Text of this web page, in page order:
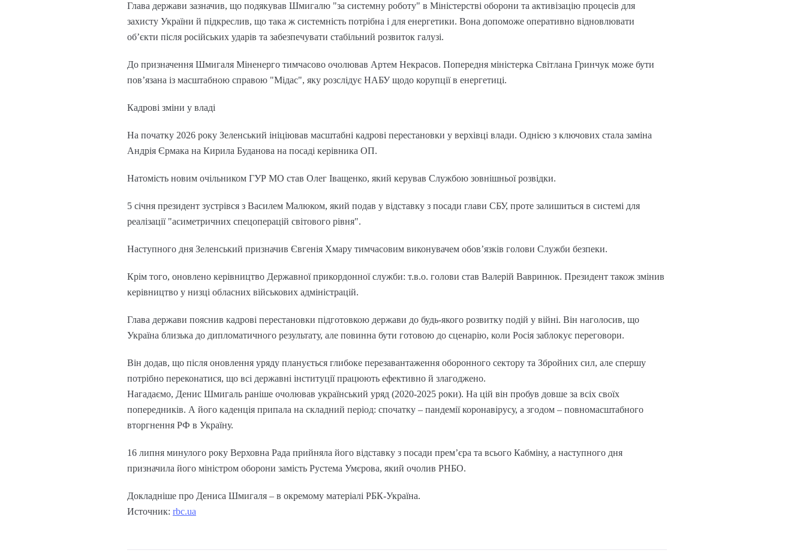
Глава держави зазначив, що подякував Шмигалю "за системну роботу" в Міністерстві оборони та активізацію процесів для
захисту України й підкреслив, що така ж системність потрібна і для енергетики. Вона допоможе оперативно відновлювати
об’єкти після російських ударів та забезпечувати стабільний розвиток галузі.
До призначення Шмигаля Міненерго тимчасово очолював Артем Некрасов. Попередня міністерка Світлана Гринчук може бути
пов’язана із масштабною справою "Мідас", яку розслідує НАБУ щодо корупції в енергетиці.
Кадрові зміни у владі
На початку 2026 року Зеленський ініціював масштабні кадрові перестановки у верхівці влади. Однією з ключових стала заміна
Андрія Єрмака на Кирила Буданова на посаді керівника ОП.
Натомість новим очільником ГУР МО став Олег Іващенко, який керував Службою зовнішньої розвідки.
5 січня президент зустрівся з Василем Малюком, який подав у відставку з посади глави СБУ, проте залишиться в системі для
реалізації "асиметричних спецоперацій світового рівня".
Наступного дня Зеленський призначив Євгенія Хмару тимчасовим виконувачем обов’язків голови Служби безпеки.
Крім того, оновлено керівництво Державної прикордонної служби: т.в.о. голови став Валерій Вавринюк. Президент також змінив
керівництво у низці обласних військових адміністрацій.
Глава держави пояснив кадрові перестановки підготовкою держави до будь-якого розвитку подій у війні. Він наголосив, що
Україна близька до дипломатичного результату, але повинна бути готовою до сценарію, коли Росія заблокує переговори.
Він додав, що після оновлення уряду планується глибоке перезавантаження оборонного сектору та Збройних сил, але спершу
потрібно переконатися, що всі державні інституції працюють ефективно й злагоджено.
Нагадаємо, Денис Шмигаль раніше очолював український уряд (2020-2025 роки). На цій він пробув довше за всіх своїх
попередників. А його каденція припала на складний період: спочатку – пандемії коронавірусу, а згодом – повномасштабного
вторгнення РФ в Україну.
16 липня минулого року Верховна Рада прийняла його відставку з посади прем’єра та всього Кабміну, а наступного дня
призначила його міністром оборони замість Рустема Умєрова, який очолив РНБО.
Докладніше про Дениса Шмигаля – в окремому матеріалі РБК-Україна.
Источник: rbc.ua